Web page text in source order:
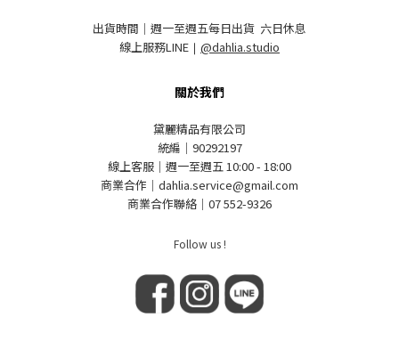
出貨時間｜週一至週五每日出貨 六日休息
線上服務LINE ｜ @dahlia.studio
關於我們
黛麗精品有限公司
統編｜90292197
線上客服｜週一至週五 10:00 - 18:00
商業合作｜dahlia.service@gmail.com
商業合作聯絡｜07 552-9326
Follow us !